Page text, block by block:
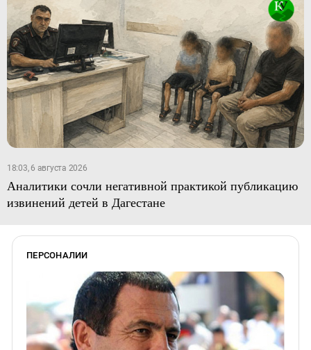
18:03, 6 августа 2026
Аналитики сочли негативной практикой публикацию
извинений детей в Дагестане
ПЕРСОНАЛИИ